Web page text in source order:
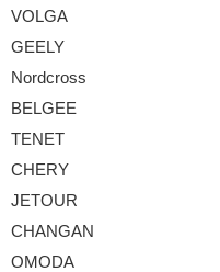
VOLGA
GEELY
Nordcross
BELGEE
TENET
CHERY
JETOUR
CHANGAN
OMODA